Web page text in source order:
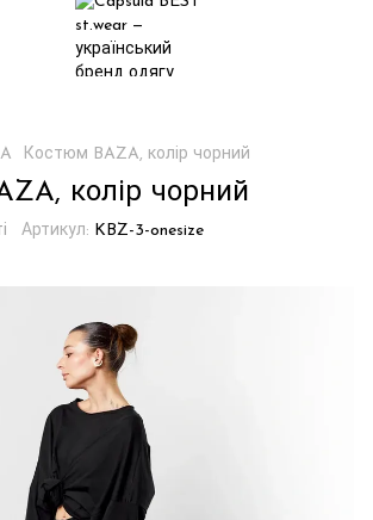
Костюм BAZA, колір чорний
колір чорний
Артикул: KBZ-3-onesize